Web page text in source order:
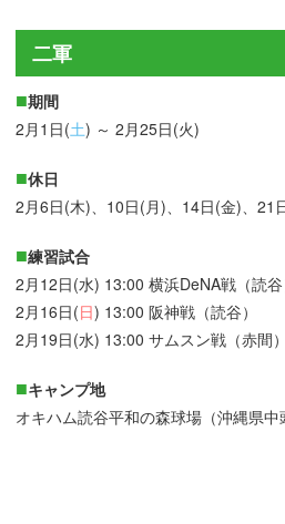
二軍
期間
2月1日(土) ～ 2月25日(火)
休日
2月6日(木)、10日(月)、14日(金)、21
練習試合
2月12日(水) 13:00 横浜DeNA戦（読谷
2月16日(日) 13:00 阪神戦（読谷）
2月19日(水) 13:00 サムスン戦（赤間）
キャンプ地
オキハム読谷平和の森球場（沖縄県中